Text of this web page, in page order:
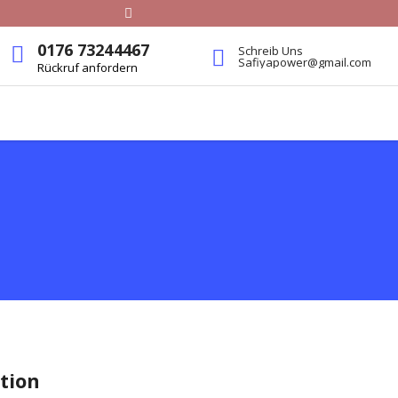
0176 73244467
Rückruf anfordern
Schreib Uns
Safiyapower@gmail.com